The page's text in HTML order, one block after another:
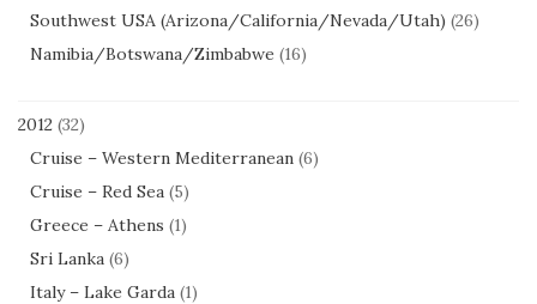
Southwest USA (Arizona/California/Nevada/Utah) (26)
Namibia/Botswana/Zimbabwe (16)
2012 (32)
Cruise – Western Mediterranean (6)
Cruise – Red Sea (5)
Greece – Athens (1)
Sri Lanka (6)
Italy – Lake Garda (1)